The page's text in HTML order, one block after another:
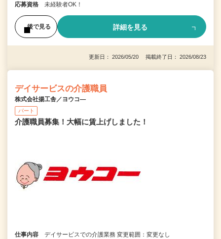
応募資格 未経験者OK！
後で見る 詳細を見る
更新日： 2026/05/20 掲載終了日： 2026/08/23
デイサービスの介護職員
株式会社揚工舎／ヨウコ―
パート
介護職員募集！大幅に賃上げしました！
仕事内容 デイサービスでの介護業務 変更範囲：変更なし